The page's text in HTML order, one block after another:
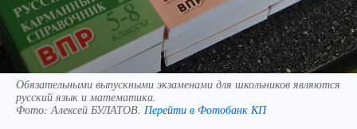
Обязательными выпускными экзаменами для школьников являются
русский язык и математика.
Фото: Алексей БУЛАТОВ. Перейти в Фотобанк КП